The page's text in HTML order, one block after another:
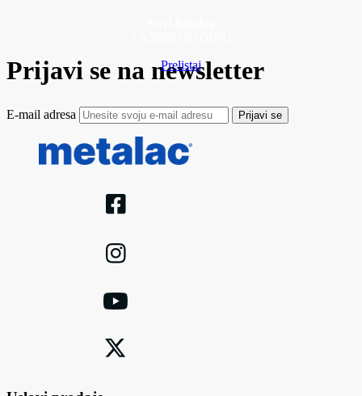
Prelistaj
Prijavi se na newsletter
E-mail adresa Prijavi se